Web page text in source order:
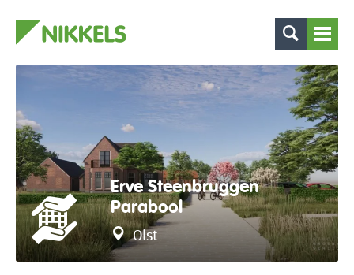
Erve Steenbruggen
Parabool
Olst